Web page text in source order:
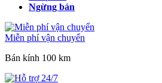
Ngừng bán
Miễn phí vận chuyển
Bán kính 100 km